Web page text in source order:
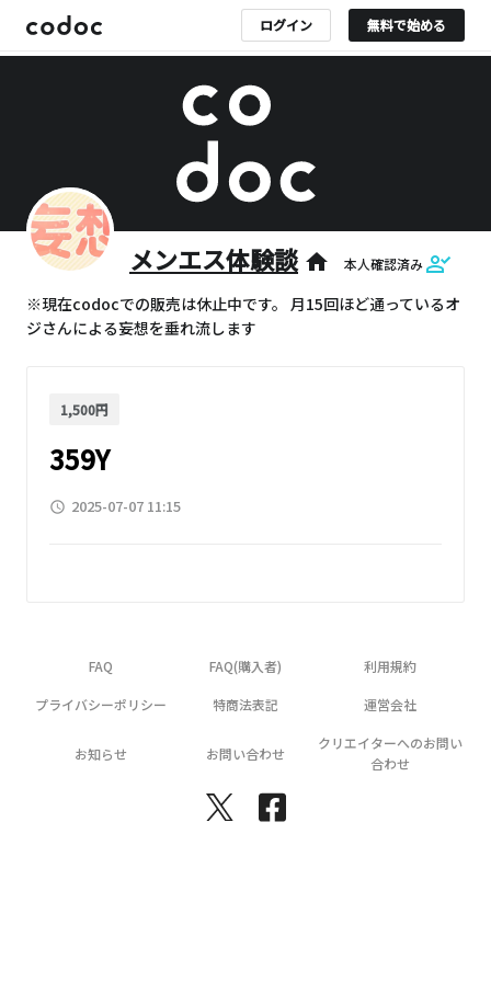
ログイン 無料で始める
メンエス体験談 home 本人確認済み
※現在codocでの販売は休止中です。 月15回ほど通っているオ
ジさんによる妄想を垂れ流します
1,500円
359Y
access_time 2025-07-07 11:15
FAQ FAQ(購入者) 利用規約
プライバシーポリシー 特商法表記 運営会社
お知らせ お問い合わせ
クリエイターへのお問い
合わせ